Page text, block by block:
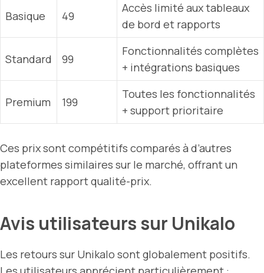
Basique 49
Accès limité aux tableaux
de bord et rapports
Standard 99
Fonctionnalités complètes
+ intégrations basiques
Premium 199
Toutes les fonctionnalités
+ support prioritaire
Ces prix sont compétitifs comparés à d’autres
plateformes similaires sur le marché, offrant un
excellent rapport qualité-prix.
Avis utilisateurs sur Unikalo
Les retours sur Unikalo sont globalement positifs.